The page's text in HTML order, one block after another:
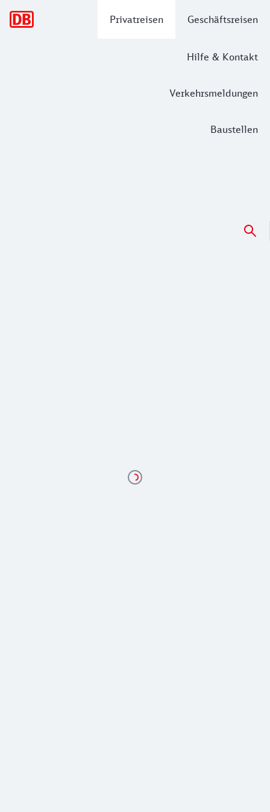
Privatreisen Geschäftsreisen
Hilfe & Kontakt
Verkehrsmeldungen
Baustellen